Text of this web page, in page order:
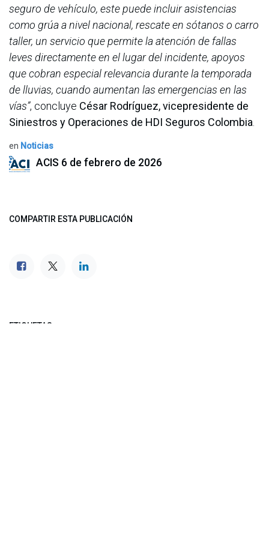
seguro de vehículo, este puede incluir asistencias
como grúa a nivel nacional, rescate en sótanos o carro
taller, un servicio que permite la atención de fallas
leves directamente en el lugar del incidente, apoyos
que cobran especial relevancia durante la temporada
de lluvias, cuando aumentan las emergencias en las
vías”, concluye César Rodríguez, vicepresidente de
Siniestros y Operaciones de HDI Seguros Colombia
en Noticias
ACIS 6 de febrero de 2026
COMPARTIR ESTA PUBLICACIÓN
ETIQUETAS